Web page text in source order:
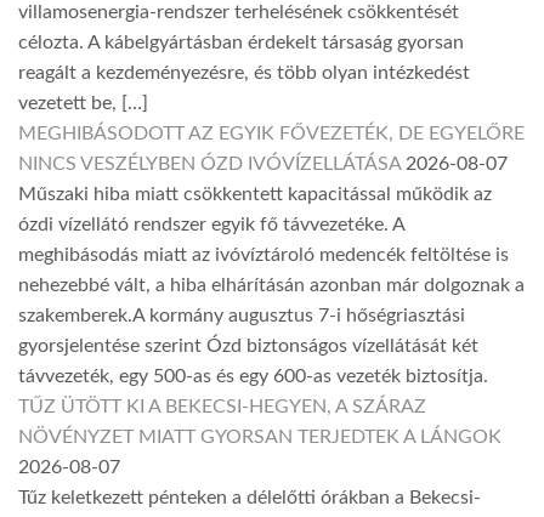
villamosenergia-rendszer terhelésének csökkentését
célozta. A kábelgyártásban érdekelt társaság gyorsan
reagált a kezdeményezésre, és több olyan intézkedést
vezetett be, […]
MEGHIBÁSODOTT AZ EGYIK FŐVEZETÉK, DE EGYELŐRE
NINCS VESZÉLYBEN ÓZD IVÓVÍZELLÁTÁSA 2026-08-07
Műszaki hiba miatt csökkentett kapacitással működik az
ózdi vízellátó rendszer egyik fő távvezetéke. A
meghibásodás miatt az ivóvíztároló medencék feltöltése is
nehezebbé vált, a hiba elhárításán azonban már dolgoznak a
szakemberek.A kormány augusztus 7-i hőségriasztási
gyorsjelentése szerint Ózd biztonságos vízellátását két
távvezeték, egy 500-as és egy 600-as vezeték biztosítja.
TŰZ ÜTÖTT KI A BEKECSI-HEGYEN, A SZÁRAZ
NÖVÉNYZET MIATT GYORSAN TERJEDTEK A LÁNGOK
2026-08-07
Tűz keletkezett pénteken a délelőtti órákban a Bekecsi-